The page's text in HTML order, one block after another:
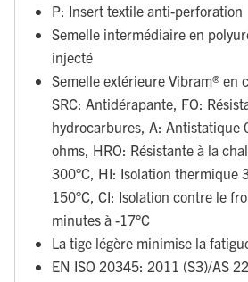
P: Insert textile anti-perforation
Semelle intermédiaire en
injecté
Semelle extérieure Vibram® en
SRC: Antidérapante, FO:
hydrocarbures, A: Antistatique
ohms, HRO: Résistante à la
300°C, HI: Isolation thermique
150°C, CI: Isolation contre le
minutes à -17°C
La tige légère minimise la
EN ISO 20345: 2011 (S3)/AS